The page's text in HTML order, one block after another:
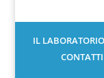
IL LABORATORIO